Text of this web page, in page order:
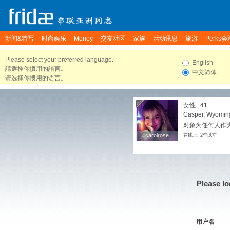
新闻&特写 时尚娱乐 Money 交友社区 家族 活动讯息 旅游 Perks会
Please select your preferred language.
請選擇你慣用的語言。
请选择你惯用的语言。
English
中文简体
carolrose
carolrose
女性 | 41
Casper,
对象为任何人作
在线上: 2年以前
Please
用户名